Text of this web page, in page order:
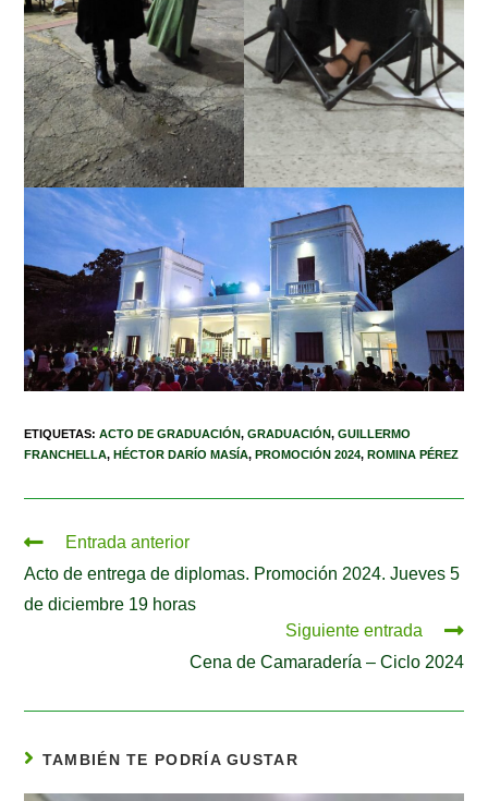
ETIQUETAS:ACTO DE GRADUACIÓN, GRADUACIÓN, GUILLERMO
FRANCHELLA, HÉCTOR DARÍO MASÍA, PROMOCIÓN 2024, ROMINA PÉREZ
Entrada anterior
Acto de entrega de diplomas. Promoción 2024. Jueves 5
de diciembre 19 horas
Siguiente entrada
Cena de Camaradería – Ciclo 2024
TAMBIÉN TE PODRÍA GUSTAR